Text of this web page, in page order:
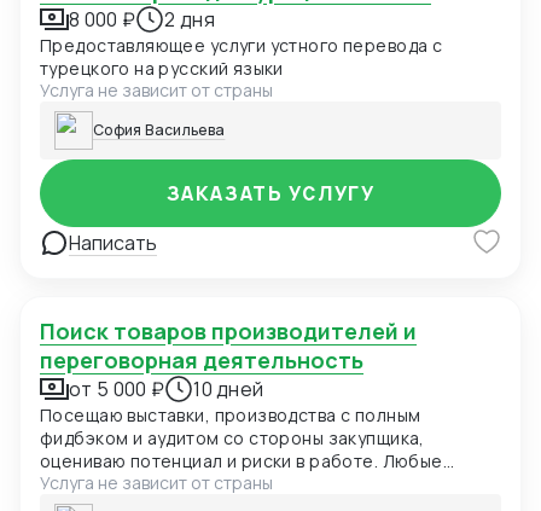
8 000 ₽ 2 дня
Предоставляющее услуги устного перевода с
турецкого на русский языки
Услуга не зависит от страны
София Васильева
Написать
ЗАКАЗАТЬ УСЛУГУ
Поиск товаров производителей и
переговорная деятельность
от 5 000 ₽ 10 дней
Посещаю выставки, производства с полным
фидбэком и аудитом со стороны закупщика,
оцениваю потенциал и риски в работе. Любые
уровни переговоров.
Услуга не зависит от страны